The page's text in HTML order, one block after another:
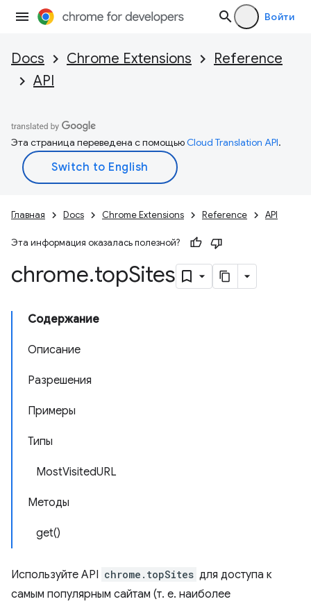
Войти
Docs Chrome Extensions
Reference
API
Эта страница переведена с помощьюCloud Translation API.
Главная Docs Chrome Extensions Reference API
Эта информация оказалась полезной?
chrome.topSites
Содержание
Описание
Разрешения
Примеры
Типы
MostVisitedURL
Методы
get()
Используйте API chrome.topSites для доступа к
самым популярным сайтам (т. е. наиболее